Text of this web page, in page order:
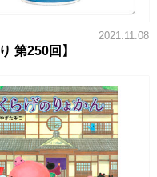
2021.11.08
第250回】